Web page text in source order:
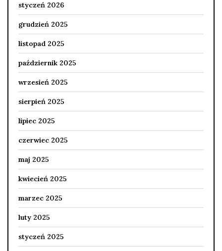
styczeń 2026
grudzień 2025
listopad 2025
październik 2025
wrzesień 2025
sierpień 2025
lipiec 2025
czerwiec 2025
maj 2025
kwiecień 2025
marzec 2025
luty 2025
styczeń 2025